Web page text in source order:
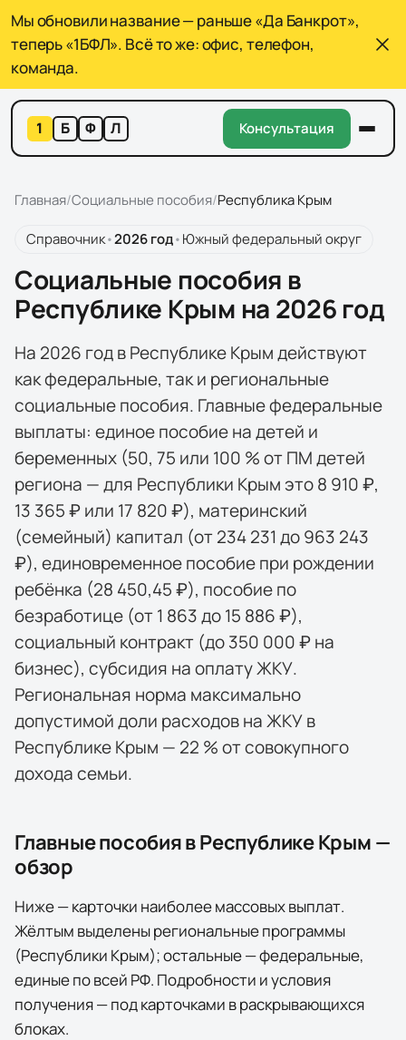
Мы обновили название — раньше «Да Банкрот»,
теперь «1БФЛ». Всё то же: офис, телефон,
команда.
1 Б Ф Л Консультация
Главная/Социальные пособия/Республика Крым
Справочник•2026 год•Южный федеральный округ
Социальные пособия в
Республике Крым на 2026 год
На 2026 год в Республике Крым действуют
как федеральные, так и региональные
социальные пособия. Главные федеральные
выплаты: единое пособие на детей и
беременных (50, 75 или 100 % от ПМ детей
региона — для Республики Крым это 8 910 ₽,
13 365 ₽ или 17 820 ₽), материнский
(семейный) капитал (от 234 231 до 963 243
₽), единовременное пособие при рождении
ребёнка (28 450,45 ₽), пособие по
безработице (от 1 863 до 15 886 ₽),
социальный контракт (до 350 000 ₽ на
бизнес), субсидия на оплату ЖКУ.
Региональная норма максимально
допустимой доли расходов на ЖКУ в
Республике Крым — 22 % от совокупного
дохода семьи.
Главные пособия вРеспублике Крым —
обзор
Ниже — карточки наиболее массовых выплат.
Жёлтым выделенырегиональные программы
(Республики Крым); остальные — федеральные,
единые по всей РФ. Подробности и условия
получения — под карточками в раскрывающихся
блоках.